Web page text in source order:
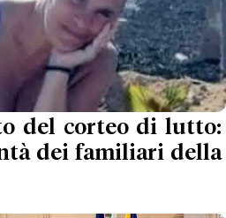
del corteo di lutto:
dei familiari della